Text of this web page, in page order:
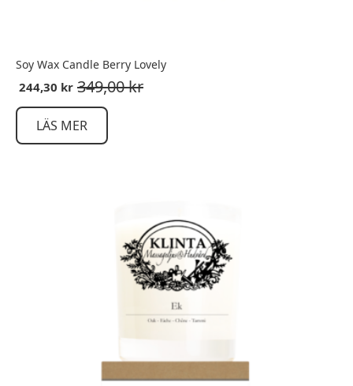
Soy Wax Candle Berry Lovely
349,00kr
244,30 kr
LÄS MER